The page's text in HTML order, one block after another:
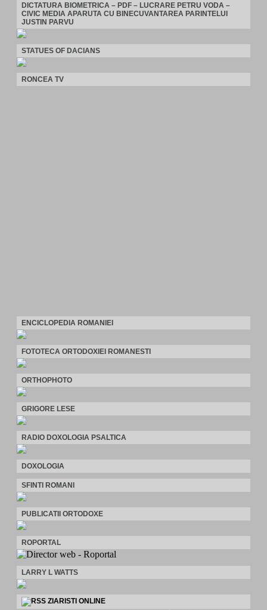
DICTATURA BIOMETRICA – PDF – LUCRARE PETRU VODA –
CIVIC MEDIA APARUTA CU BINECUVANTAREA PARINTELUI
JUSTIN PARVU
STATUES OF DACIANS
RONCEA TV
ENCICLOPEDIA ROMANIEI
FOTOTECA ORTODOXIEI ROMANESTI
ORTHOPHOTO
GRIGORE LESE
RADIO DOXOLOGIA PSALTICA
DOXOLOGIA
SFINTI ROMANI
PUBLICATII ORTODOXE
ROPORTAL
LARRY L WATTS
ZIARISTI ONLINE